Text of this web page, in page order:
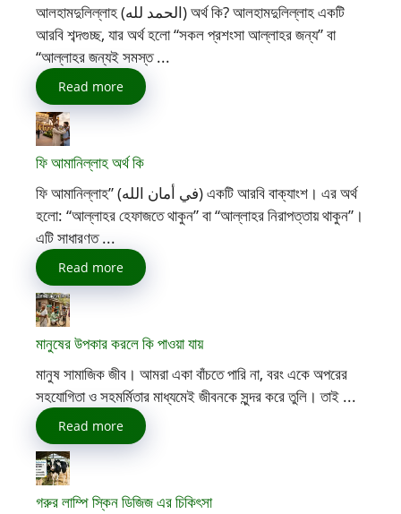
আলহামদুলিল্লাহ (الحمد لله) অর্থ কি? আলহামদুলিল্লাহ একটি
আরবি শব্দগুচ্ছ, যার অর্থ হলো “সকল প্রশংসা আল্লাহর জন্য” বা
“আল্লাহর জন্যই সমস্ত ...
Read more
ফি আমানিল্লাহ অর্থ কি
ফি আমানিল্লাহ” (في أمان الله) একটি আরবি বাক্যাংশ। এর অর্থ
হলো: “আল্লাহর হেফাজতে থাকুন” বা “আল্লাহর নিরাপত্তায় থাকুন”।
এটি সাধারণত ...
Read more
মানুষের উপকার করলে কি পাওয়া যায়
মানুষ সামাজিক জীব। আমরা একা বাঁচতে পারি না, বরং একে অপরের
সহযোগিতা ও সহমর্মিতার মাধ্যমেই জীবনকে সুন্দর করে তুলি। তাই ...
Read more
গরুর লাম্পি স্কিন ডিজিজ এর চিকিৎসা